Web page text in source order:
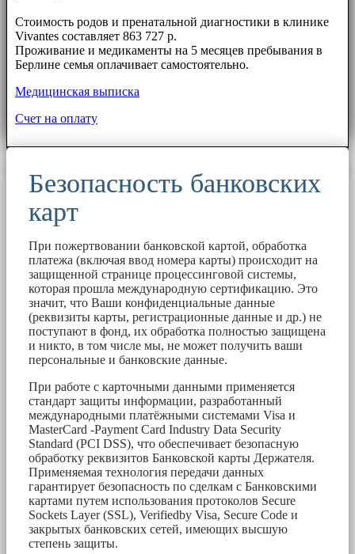
Стоимость родов и пренатальной диагностики в клинике
Vivantes составляет 863 727 р.
Проживание и медикаменты на 5 месяцев пребывания в
Берлине семья оплачивает самостоятельно.
Медицинская выписка
Счет на оплату
Безопасность банковских
карт
При пожертвовании банковской картой, обработка
платежа (включая ввод номера карты) происходит на
защищенной странице процессинговой системы,
которая прошла международную сертификацию. Это
значит, что Ваши конфиденциальные данные
(реквизиты карты, регистрационные данные и др.) не
поступают в фонд, их обработка полностью защищена
и никто, в том числе мы, не может получить ваши
персональные и банковские данные.
При работе с карточными данными применяется
стандарт защиты информации, разработанный
международными платёжными системами Visa и
MasterCard -Payment Card Industry Data Security
Standard (PCI DSS), что обеспечивает безопасную
обработку реквизитов Банковской карты Держателя.
Применяемая технология передачи данных
гарантирует безопасность по сделкам с Банковскими
картами путем использования протоколов Secure
Sockets Layer (SSL), Verifiedby Visa, Secure Code и
закрытых банковских сетей, имеющих высшую
степень защиты.